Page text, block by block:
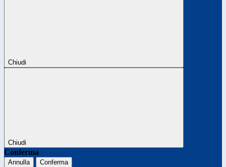
Chiudi
Chiudi
Conferma
Annulla Conferma